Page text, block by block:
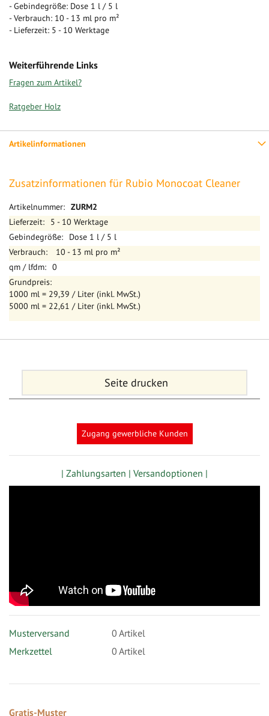
- Gebindegröße: Dose 1 l / 5 l
- Verbrauch: 10 - 13 ml pro m²
- Lieferzeit: 5 - 10 Werktage
Weiterführende Links
Fragen zum Artikel?
Ratgeber Holz
Artikelinformationen
Zusatzinformationen für Rubio Monocoat Cleaner
Mehr
Informationen
ZURM2
5 - 10 Werktage
Dose 1 l / 5 l
10 - 13 ml pro m²
0
1000 ml = 29,39 / Liter (inkl. MwSt.)
5000 ml = 22,61 / Liter (inkl. MwSt.)
Seite drucken
Zugang gewerbliche Kunden
| Zahlungsarten | Versandoptionen |
Musterversand 0 Artikel
Merkzettel
0 Artikel
Gratis-Muster